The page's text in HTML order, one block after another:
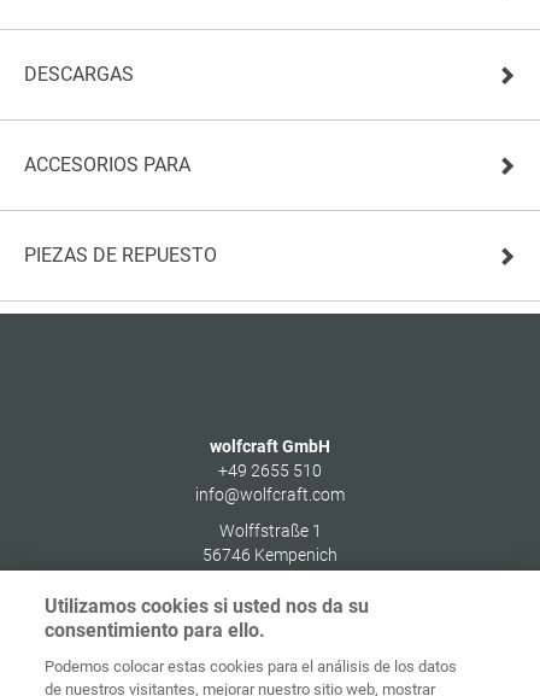
DESCARGAS
ACCESORIOS PARA
PIEZAS DE REPUESTO
wolfcraft GmbH
+49 2655 510
info@wolfcraft.com
Wolffstraße 1
56746 Kempenich
Utilizamos cookies si usted nos da su
consentimiento para ello.
Podemos colocar estas cookies para el análisis de los datos
de nuestros visitantes, mejorar nuestro sitio web, mostrar